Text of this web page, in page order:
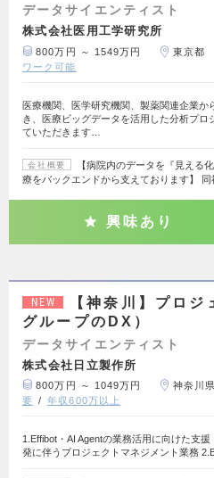
データサイエンティスト
株式会社医用工学研究所
800万円 ～ 1549万円 東京都
ワーク可能
医療機関、医学研究機関、製薬関連企業か
き、医療ビッグデータを活用した分析プロ
ていただきます…
会社概要
【病院内のデータを『見える
療をバックエンドから支えております】
興味あり
NEW
【神奈川】プロ
グループのDX）
データサイエンティスト
株式会社日立製作所
800万円 ～ 1049万円 神奈川県
要
年収600万以上
1.Effibot・AI Agentの業務活用に向けた支援
発に伴うプロジェクトマネジメント業務